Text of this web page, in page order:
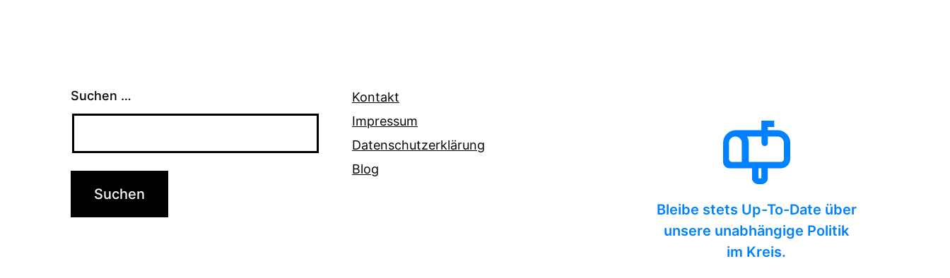
Suchen …
Kontakt
Impressum
Datenschutzerklärung
Blog
Bleibe stets Up-To-Date über
unsere unabhängige Politik
im Kreis.